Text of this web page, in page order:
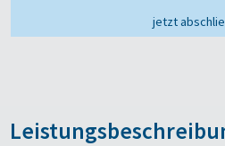
jetzt